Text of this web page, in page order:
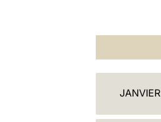
JANVIER